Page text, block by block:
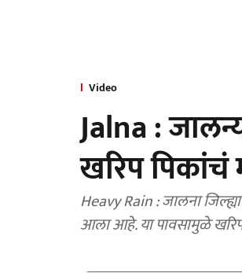
Video
Jalna :
खरिप
Heavy Rain : जालना
आला आहे. या पावसामुळे